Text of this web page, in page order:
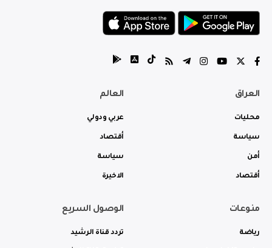
العراق
محليات
سياسة
أمن
أقتصاد
العالم
عربي ودولي
أقتصاد
سياسة
الاخيرة
منوعات
رياضة
الوصول السريع
تردد قناة الرشيد